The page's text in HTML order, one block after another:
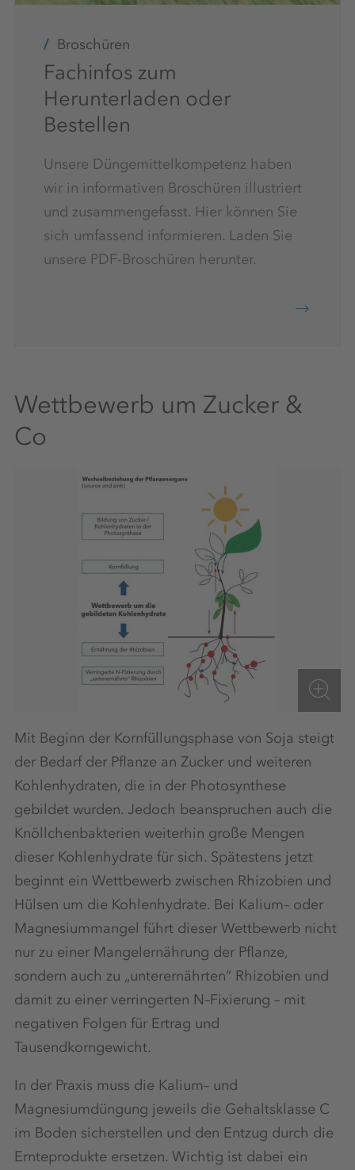
Broschüren
Fachinfos zum
Herunterladen oder
Bestellen
Unsere Düngemittelkompetenz haben
wir in informativen Broschüren illustriert
und zusammengefasst. Hier können Sie
sich umfassend informieren. Laden Sie
unsere PDF-Broschüren herunter.
Wettbewerb um Zucker &
Co
Mit Beginn der Kornfüllungsphase von Soja steigt
der Bedarf der Pflanze an Zucker und weiteren
Kohlenhydraten, die in der Photosynthese
gebildet wurden. Jedoch beanspruchen auch die
Knöllchenbakterien weiterhin große Mengen
dieser Kohlenhydrate für sich. Spätestens jetzt
beginnt ein Wettbewerb zwischen Rhizobien und
Hülsen um die Kohlenhydrate. Bei Kalium– oder
Magnesiummangel führt dieser Wettbewerb nicht
nur zu einer Mangelernährung der Pflanze,
sondern auch zu „unterernährten“ Rhizobien und
damit zu einer verringerten N–Fixierung – mit
negativen Folgen für Ertrag und
Tausendkorngewicht.
In der Praxis muss die Kalium– und
Magnesiumdüngung jeweils die Gehaltsklasse C
im Boden sicherstellen und den Entzug durch die
Ernteprodukte ersetzen. Wichtig ist dabei ein